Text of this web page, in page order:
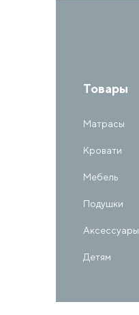
Товары
Матрасы
Кровати
Мебель
Подушки
Аксессуары
Детям